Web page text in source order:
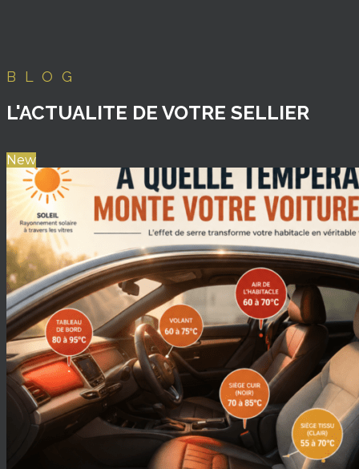
BLOG
L'ACTUALITE DE VOTRE SELLIER
New